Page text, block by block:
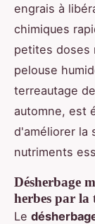
engrais à
chimiques
petites doses
pelouse
terreautage
automne, est
d'améliorer la
nutriments
Désherbage
herbes par la
Le